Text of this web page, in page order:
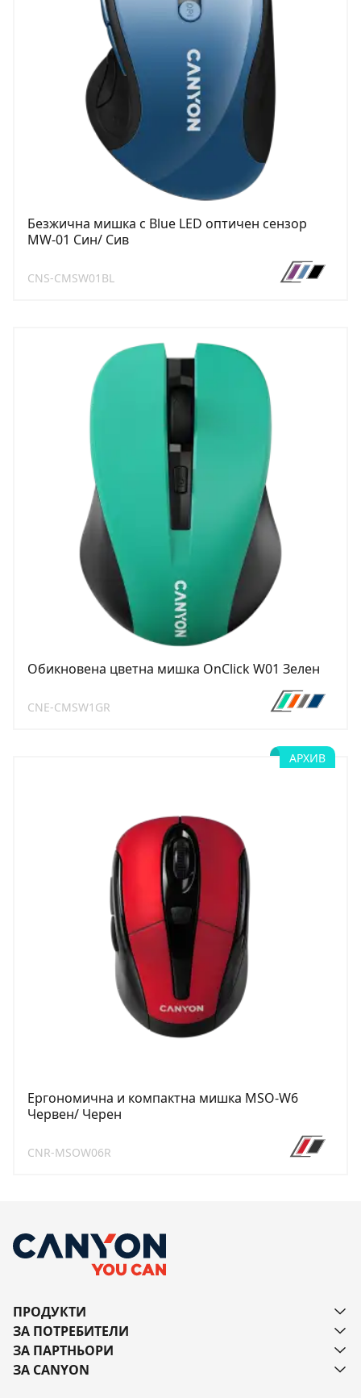
Безжична мишка с Blue LED оптичен сензор
MW-01 Син/ Сив
CNS-CMSW01BL
Обикновена цветна мишка OnClick W01 Зелен
CNE-CMSW1GR
АРХИВ
Ергономична и компактна мишка MSO-W6
Червен/ Черен
CNR-MSOW06R
ПРОДУКТИ
ЗА ПОТРЕБИТЕЛИ
ЗА ПАРТНЬОРИ
ЗА CANYON